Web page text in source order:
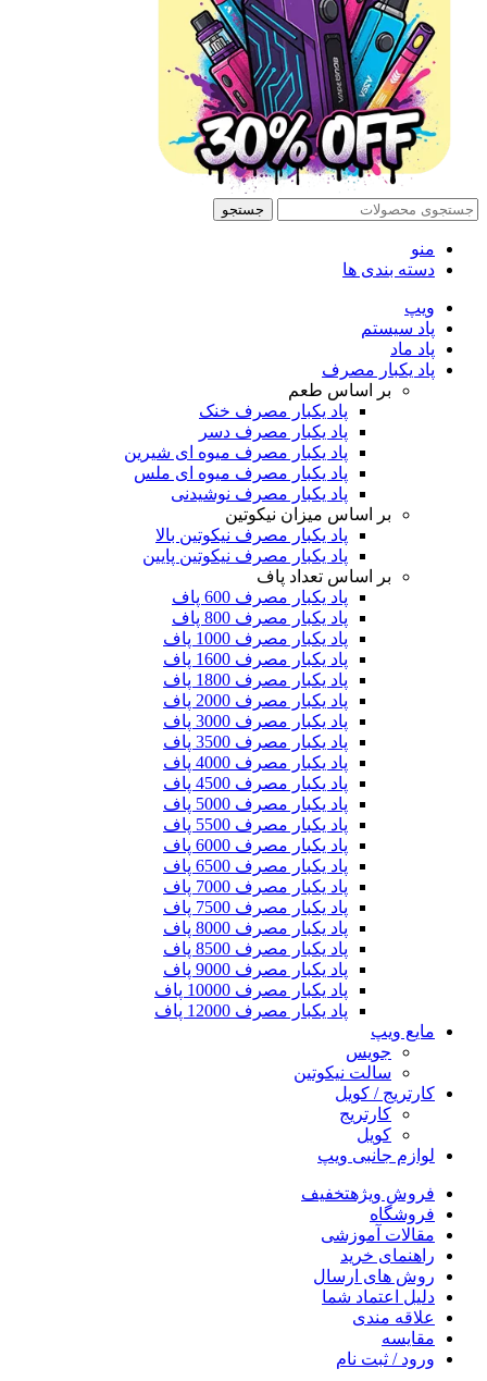
جستجو
منو
دسته بندی ها
ویپ
پاد سیستم
پاد ماد
پاد یکبار مصرف
بر اساس طعم
پاد یکبار مصرف خنک
پاد یکبار مصرف دسر
پاد یکبار مصرف میوه ای شیرین
پاد یکبار مصرف میوه ای ملس
پاد یکبار مصرف نوشیدنی
بر اساس میزان نیکوتین
پاد یکبار مصرف نیکوتین بالا
پاد یکبار مصرف نیکوتین پایین
بر اساس تعداد پاف
پاد یکبار مصرف 600 پاف
پاد یکبار مصرف 800 پاف
پاد یکبار مصرف 1000 پاف
پاد یکبار مصرف 1600 پاف
پاد یکبار مصرف 1800 پاف
پاد یکبار مصرف 2000 پاف
پاد یکبار مصرف 3000 پاف
پاد یکبار مصرف 3500 پاف
پاد یکبار مصرف 4000 پاف
پاد یکبار مصرف 4500 پاف
پاد یکبار مصرف 5000 پاف
پاد یکبار مصرف 5500 پاف
پاد یکبار مصرف 6000 پاف
پاد یکبار مصرف 6500 پاف
پاد یکبار مصرف 7000 پاف
پاد یکبار مصرف 7500 پاف
پاد یکبار مصرف 8000 پاف
پاد یکبار مصرف 8500 پاف
پاد یکبار مصرف 9000 پاف
پاد یکبار مصرف 10000 پاف
پاد یکبار مصرف 12000 پاف
مایع ویپ
جویس
سالت نیکوتین
کارتریج / کویل
کارتریج
کویل
لوازم جانبی ویپ
فروش ویژهتخفیف
فروشگاه
مقالات آموزشی
راهنمای خرید
روش های ارسال
دلیل اعتماد شما
علاقه مندی
مقایسه
ورود / ثبت نام